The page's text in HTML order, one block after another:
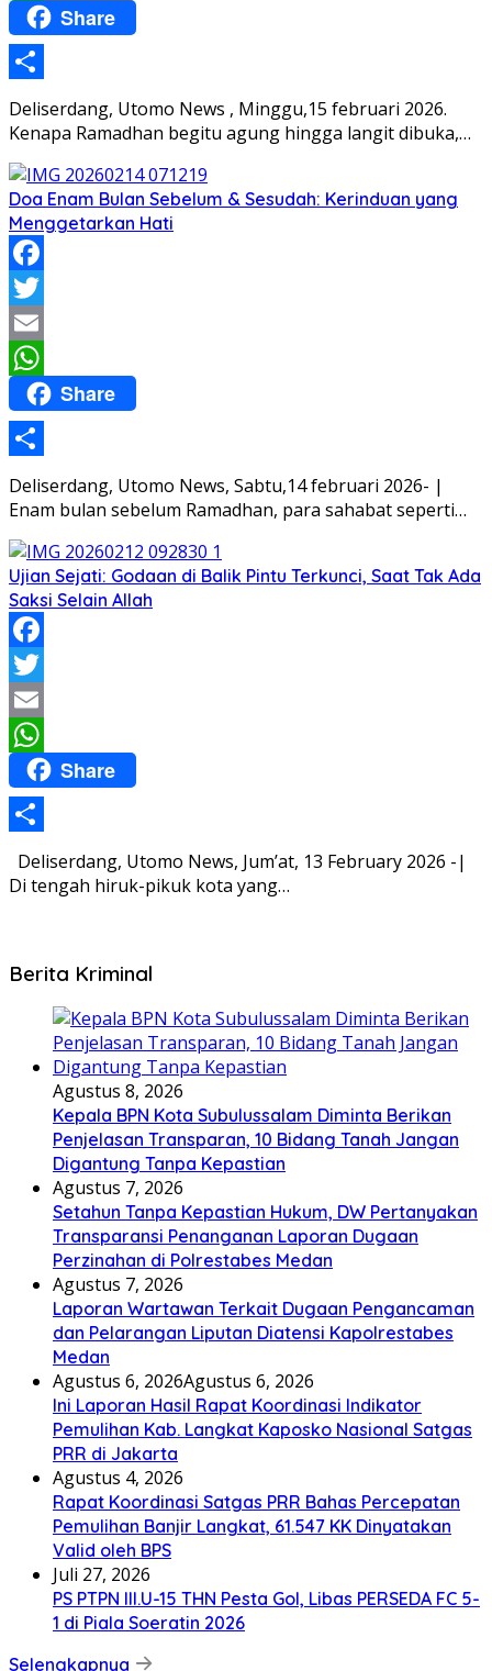
WhatsApp
Share
Share
Deliserdang, Utomo News , Minggu,15 februari 2026.
Kenapa Ramadhan begitu agung hingga langit dibuka,…
Doa Enam Bulan Sebelum & Sesudah: Kerinduan yang
Menggetarkan Hati
Facebook
Twitter
Email
WhatsApp
Share
Share
Deliserdang, Utomo News, Sabtu,14 februari 2026- |
Enam bulan sebelum Ramadhan, para sahabat seperti…
Ujian Sejati: Godaan di Balik Pintu Terkunci, Saat Tak Ada
Saksi Selain Allah
Facebook
Twitter
Email
WhatsApp
Share
Share
Deliserdang, Utomo News, Jum’at, 13 February 2026 -|
Di tengah hiruk-pikuk kota yang…
Berita Kriminal
Agustus 8, 2026
Kepala BPN Kota Subulussalam Diminta Berikan
Penjelasan Transparan, 10 Bidang Tanah Jangan
Digantung Tanpa Kepastian
Agustus 7, 2026
Setahun Tanpa Kepastian Hukum, DW Pertanyakan
Transparansi Penanganan Laporan Dugaan
Perzinahan di Polrestabes Medan
Agustus 7, 2026
Laporan Wartawan Terkait Dugaan Pengancaman
dan Pelarangan Liputan Diatensi Kapolrestabes
Medan
Agustus 6, 2026Agustus 6, 2026
Ini Laporan Hasil Rapat Koordinasi Indikator
Pemulihan Kab. Langkat Kaposko Nasional Satgas
PRR di Jakarta
Agustus 4, 2026
Rapat Koordinasi Satgas PRR Bahas Percepatan
Pemulihan Banjir Langkat, 61.547 KK Dinyatakan
Valid oleh BPS
Juli 27, 2026
PS PTPN III.U-15 THN Pesta Gol, Libas PERSEDA FC 5-
1 di Piala Soeratin 2026
Selengkapnya